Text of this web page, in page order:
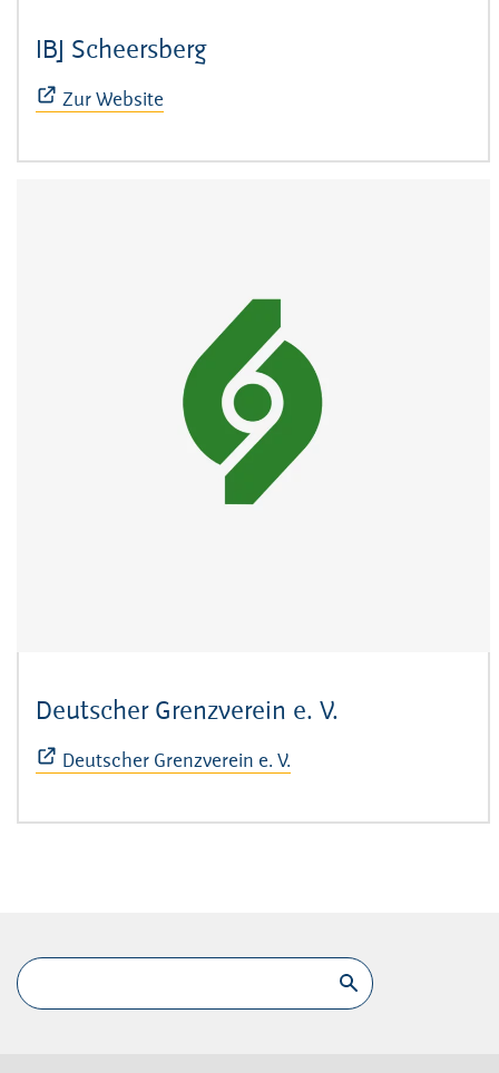
IBJ Scheersberg
Zur Website
Deutscher Grenzverein e. V.
Deutscher Grenzverein e. V.